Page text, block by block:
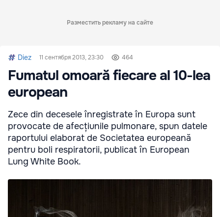
Разместить рекламу на сайте
Diez 11 сентября 2013, 23:30 464
Fumatul omoară fiecare al 10-lea
european
Zece din decesele înregistrate în Europa sunt
provocate de afecțiunile pulmonare, spun datele
raportului elaborat de Societatea europeană
pentru boli respiratorii, publicat în European
Lung White Book.